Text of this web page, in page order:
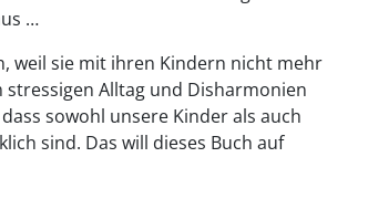
…
weil sie mit ihren Kindern nicht mehr
Alltag und Disharmonien
sowohl unsere Kinder als auch
sind. Das will dieses Buch auf